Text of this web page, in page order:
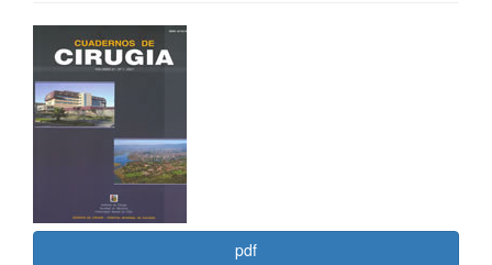
Barra
lateral
del
artículo
pdf